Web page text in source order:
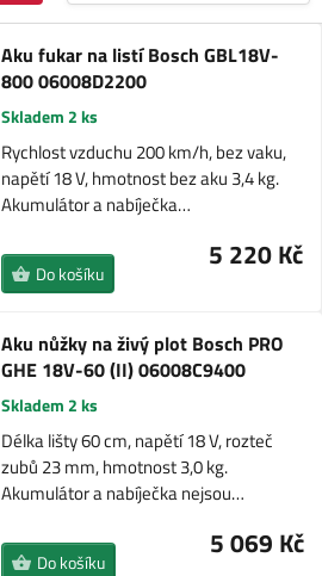
Aku fukar na listí Bosch GBL18V-
800 06008D2200
Skladem 2 ks
Rychlost vzduchu 200 km/h, bez vaku,
napětí 18 V, hmotnost bez aku 3,4 kg.
Akumulátor a nabíječka…
5 220 Kč
Do košíku
Aku nůžky na živý plot Bosch PRO
GHE 18V-60 (II) 06008C9400
Skladem 2 ks
Délka lišty 60 cm, napětí 18 V, rozteč
zubů 23 mm, hmotnost 3,0 kg.
Akumulátor a nabíječka nejsou…
5 069 Kč
Do košíku